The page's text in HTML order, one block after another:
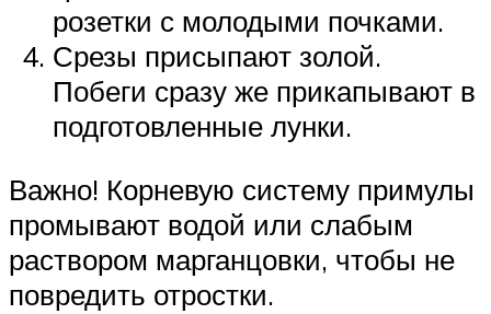
розетки с молодыми почками.
Срезы присыпают золой.
Побеги сразу же прикапывают в
подготовленные лунки.
Важно! Корневую систему примулы
промывают водой или слабым
раствором марганцовки, чтобы не
повредить отростки.